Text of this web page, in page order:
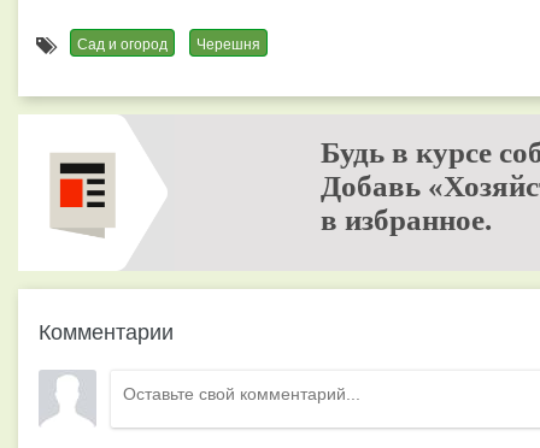
Сад и огород Черешня
Будь в курсе
Добавь
в избранное.
Комментарии